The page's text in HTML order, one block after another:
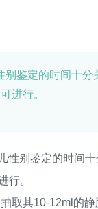
别鉴定的时间十
进行。
鉴定的时间十
行。
其10-12ml的静